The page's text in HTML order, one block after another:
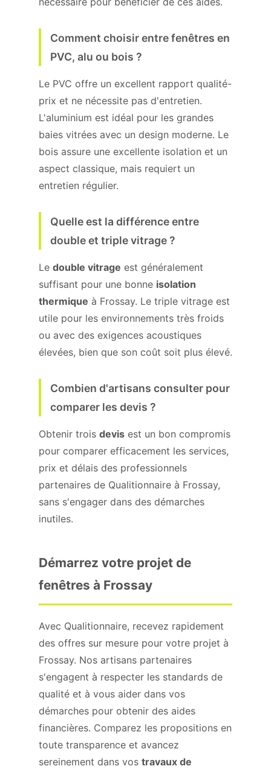
Comment choisir entre fenêtres en
PVC, alu ou bois ?
Le PVC offre un excellent rapport qualité-
prix et ne nécessite pas d'entretien.
L'aluminium est idéal pour les grandes
baies vitrées avec un design moderne. Le
bois assure une excellente isolation et un
aspect classique, mais requiert un
entretien régulier.
Quelle est la différence entre
double et triple vitrage ?
Le double vitrage est généralement
suffisant pour une bonne isolation
thermique à Frossay. Le triple vitrage est
utile pour les environnements très froids
ou avec des exigences acoustiques
élevées, bien que son coût soit plus élevé.
Combien d'artisans consulter pour
comparer les devis ?
Obtenir trois devis est un bon compromis
pour comparer efficacement les services,
prix et délais des professionnels
partenaires de Qualitionnaire à Frossay,
sans s'engager dans des démarches
inutiles.
Démarrez votre projet de
fenêtres à Frossay
Avec Qualitionnaire, recevez rapidement
des offres sur mesure pour votre projet à
Frossay. Nos artisans partenaires
s'engagent à respecter les standards de
qualité et à vous aider dans vos
démarches pour obtenir des aides
financières. Comparez les propositions en
toute transparence et avancez
sereinement dans vos travaux de